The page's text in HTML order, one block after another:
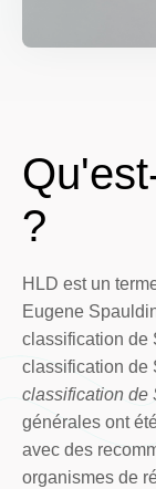
?
HLD est un
Eugene
classification de
classification de
classification de
générales ont
avec des
organismes de